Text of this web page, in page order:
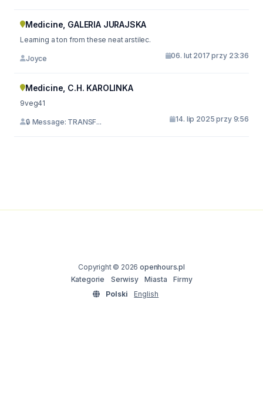
Medicine, GALERIA JURAJSKA
Learning a ton from these neat arstilec.
Joyce 06. lut 2017 przy 23:36
Medicine, C.H. KAROLINKA
9veg41
🔒 Message: TRANSF... 14. lip 2025 przy 9:56
Copyright © 2026openhours.pl
Kategorie
Serwisy Miasta
Firmy
Polski
English